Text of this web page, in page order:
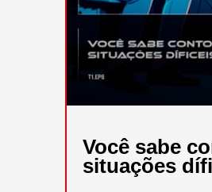
Você sabe
situações